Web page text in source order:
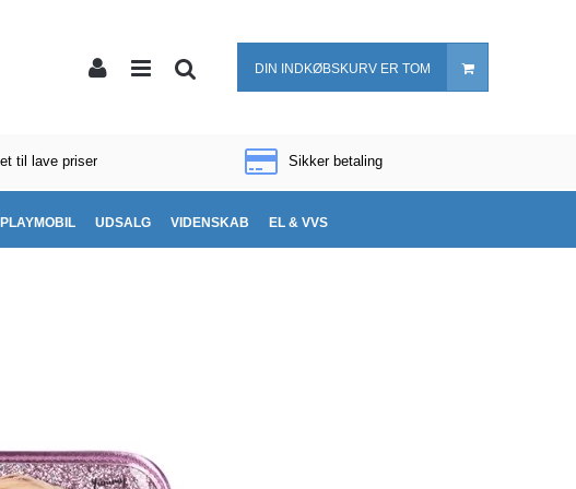
DIN INDKØBSKURV ER TOM
til lave priser Sikker betaling
PLAYMOBIL UDSALG VIDENSKAB EL & VVS